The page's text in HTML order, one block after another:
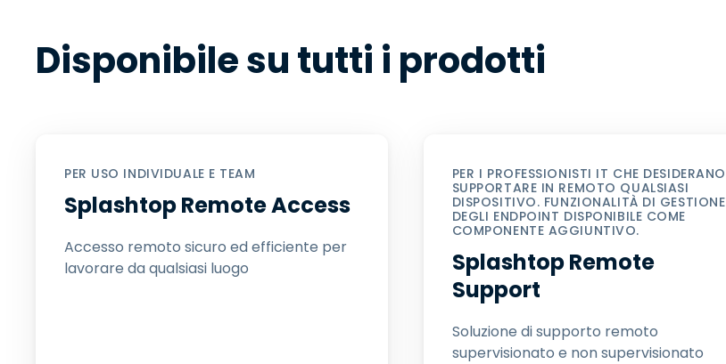
Disponibile su tutti i prodotti
PER USO INDIVIDUALE E TEAM
Splashtop Remote Access
Accesso remoto sicuro ed efficiente per
lavorare da qualsiasi luogo
PER I PROFESSIONISTI IT CHE DESIDERANO
SUPPORTARE IN REMOTO QUALSIASI
DISPOSITIVO. FUNZIONALITÀ DI GESTIONE
DEGLI ENDPOINT DISPONIBILE COME
COMPONENTE AGGIUNTIVO.
Splashtop Remote
Support
Soluzione di supporto remoto
supervisionato e non supervisionato